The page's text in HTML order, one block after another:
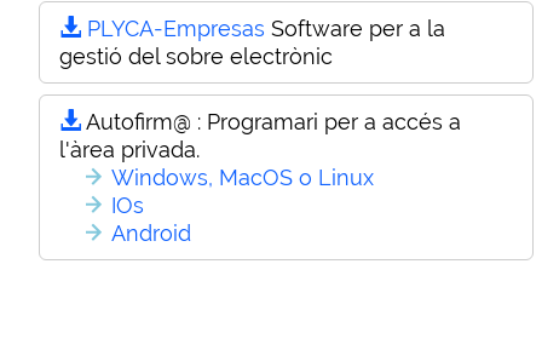
PLYCA-Empresas Software per a la
gestió del sobre electrònic
Autofirm@ : Programari per a accés a
l'àrea privada.
Windows, MacOS o Linux
IOs
Android